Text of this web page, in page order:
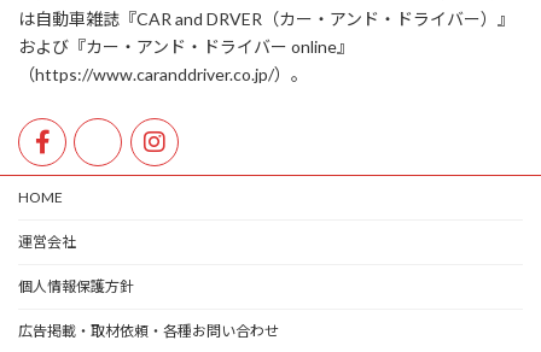
は自動車雑誌『CAR and DRVER（カー・アンド・ドライバー）』
および『カー・アンド・ドライバー online』
（https://www.caranddriver.co.jp/）。
HOME
運営会社
個人情報保護方針
広告掲載・取材依頼・各種お問い合わせ